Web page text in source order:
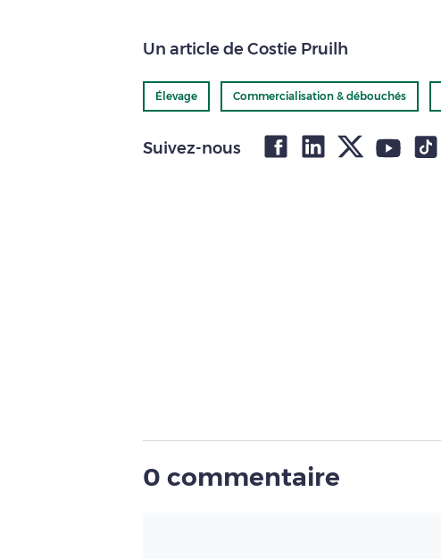
Un article de Costie Pruilh
Élevage Commercialisation & débouchés
Suivez-nous
0 commentaire